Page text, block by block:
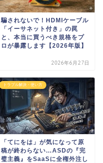
騙されないで！HDMIケーブル
「イーサネット付き」の罠
と、本当に買うべき規格をプ
ロが暴露します【2026年版】
2026年6月27日
トラブル解決・使い方
「てにをは」が気になって原
稿が終わらない…ASDの『完
璧主義』をSaaSに全権外注し